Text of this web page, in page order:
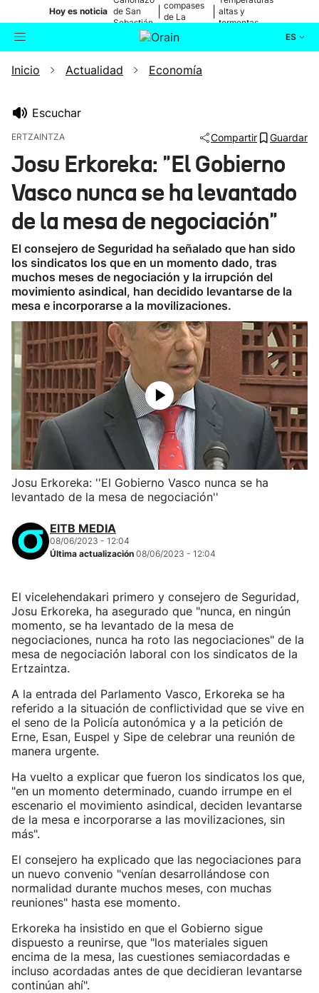
Hoy es noticia de San
Sebastián
compases
de La
altas y
tormentas
ES
Buscador Actualidad
Ikusmiran
Eguraldia
Inicio Actualidad Economía
Escuchar
ERTZAINTZA Compartir Guardar
Josu Erkoreka: "El Gobierno
Vasco nunca se ha levantado
de la mesa de negociación"
El consejero de Seguridad ha señalado que han sido
los sindicatos los que en un momento dado, tras
muchos meses de negociación y la irrupción del
movimiento asindical, han decidido levantarse de la
mesa e incorporarse a la movilizaciones.
Josu Erkoreka: ''El Gobierno Vasco nunca se ha
levantado de la mesa de negociación''
EITB MEDIA
08/06/2023 - 12:04
Última actualización 08/06/2023 - 12:04
El vicelehendakari primero y consejero de Seguridad,
Josu Erkoreka, ha asegurado que "nunca, en ningún
momento, se ha levantado de la mesa de
negociaciones, nunca ha roto las negociaciones" de la
mesa de negociación laboral con los sindicatos de la
Ertzaintza.
A la entrada del Parlamento Vasco, Erkoreka se ha
referido a la situación de conflictividad que se vive en
el seno de la Policía autonómica y a la petición de
Erne, Esan, Euspel y Sipe de celebrar una reunión de
manera urgente.
Ha vuelto a explicar que fueron los sindicatos los que,
"en un momento determinado, cuando irrumpe en el
escenario el movimiento asindical, deciden levantarse
de la mesa e incorporarse a las movilizaciones, sin
más".
El consejero ha explicado que las negociaciones para
un nuevo convenio "venían desarrollándose con
normalidad durante muchos meses, con muchas
reuniones" hasta ese momento.
Erkoreka ha insistido en que el Gobierno sigue
dispuesto a reunirse, que "los materiales siguen
encima de la mesa, las cuestiones semiacordadas e
incluso acordadas antes de que decidieran levantarse
continúan ahí".